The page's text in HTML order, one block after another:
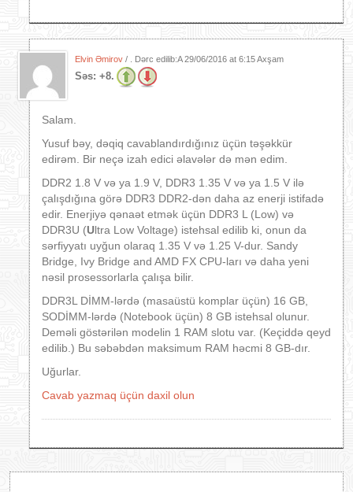
Elvin Əmirov / . Dərc edilib:A29/06/2016 at 6:15 Axşam
Səs: +8.
Salam.
Yusuf bəy, dəqiq cavablandırdığınız üçün təşəkkür
edirəm. Bir neçə izah edici əlavələr də mən edim.
DDR2 1.8 V və ya 1.9 V, DDR3 1.35 V və ya 1.5 V ilə
çalışdığına görə DDR3 DDR2-dən daha az enerji istifadə
edir. Enerjiyə qənaət etmək üçün DDR3 L (Low) və
DDR3U (Ultra Low Voltage) istehsal edilib ki, onun da
sərfiyyatı uyğun olaraq 1.35 V və 1.25 V-dur. Sandy
Bridge, Ivy Bridge and AMD FX CPU-ları və daha yeni
nəsil prosessorlarla çalışa bilir.
DDR3L DİMM-lərdə (masaüstü komplar üçün) 16 GB,
SODİMM-lərdə (Notebook üçün) 8 GB istehsal olunur.
Deməli göstərilən modelin 1 RAM slotu var. (Keçiddə qeyd
edilib.) Bu səbəbdən maksimum RAM həcmi 8 GB-dır.
Uğurlar.
Cavab yazmaq üçün daxil olun